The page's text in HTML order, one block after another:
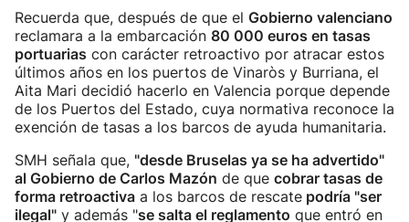
Recuerda que, después de que el Gobierno valenciano
reclamara a la embarcación 80 000 euros en tasas
portuarias con carácter retroactivo por atracar estos
últimos años en los puertos de Vinaròs y Burriana, el
Aita Mari decidió hacerlo en Valencia porque depende
de los Puertos del Estado, cuya normativa reconoce la
exención de tasas a los barcos de ayuda humanitaria.
SMH señala que, "desde Bruselas ya se ha advertido"
al Gobierno de Carlos Mazón de que cobrar tasas de
forma retroactiva a los barcos de rescate podría "ser
ilegal" y además "se salta el reglamento que entró en